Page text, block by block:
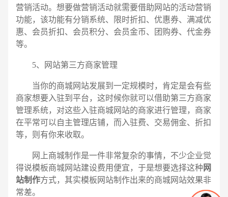
营销活动。想要做营销活动就需要借助网站的活动营销
功能，该功能有分销系统、限时折扣、优惠券、满减优
惠、会员折扣、会员积分、会员金币、团购券、代金券
等。
5、网站第三方商家管理
当你的商城网站发展到一定规模时，肯定是会有些
商家想要入驻到平台，这时候你就可以借助第三方商家
管理系统，对这些入驻商城网站的商家进行管理，商家
在平常可以自主管理店铺，而入驻费、交易佣金、折扣
等，则有你来收取。
网上商城制作是一件非常复杂的事情，不少企业觉
得说模板商城网站建设费用便宜，于是想要选择这种 网
站制作方式，其实模板网站制作出来的商城网站效果非
常差。